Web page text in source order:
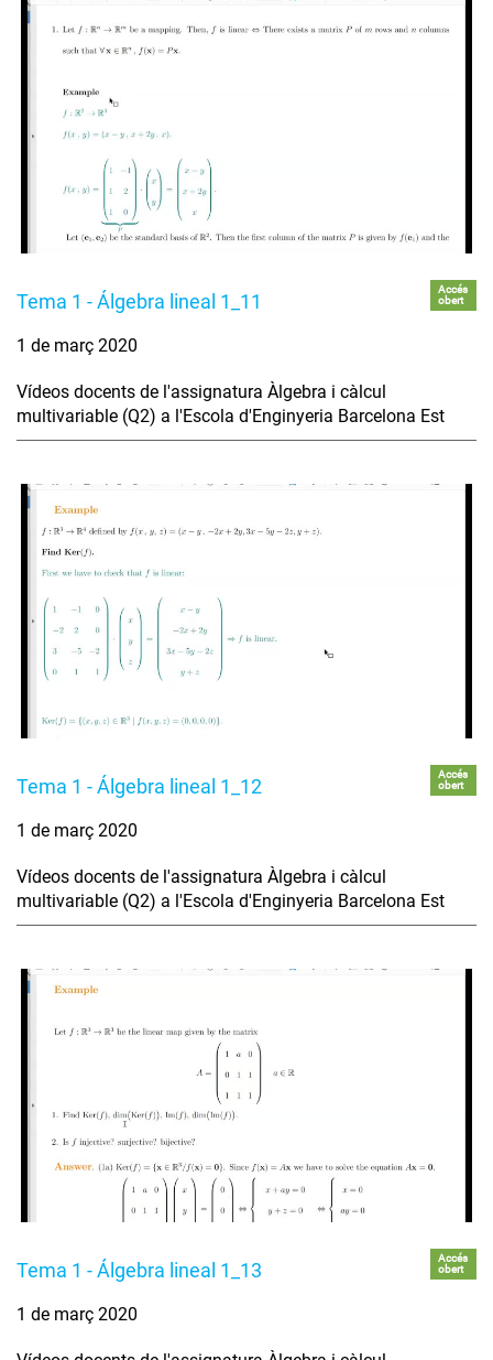
Tema 1 - Álgebra lineal 1_11
Accés
obert
1 de març 2020
Vídeos docents de l'assignatura Àlgebra i càlcul
multivariable (Q2) a l'Escola d'Enginyeria Barcelona Est
Tema 1 - Álgebra lineal 1_12
Accés
obert
1 de març 2020
Vídeos docents de l'assignatura Àlgebra i càlcul
multivariable (Q2) a l'Escola d'Enginyeria Barcelona Est
Tema 1 - Álgebra lineal 1_13
Accés
obert
1 de març 2020